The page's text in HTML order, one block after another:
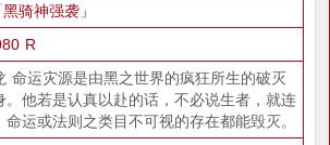
骑神强袭」
R
命运灾源是由黑之世界的疯狂所生的破灭
。他若是认真以赴的话，不必说生者，就连
命运或法则之类目不可视的存在都能毁灭。